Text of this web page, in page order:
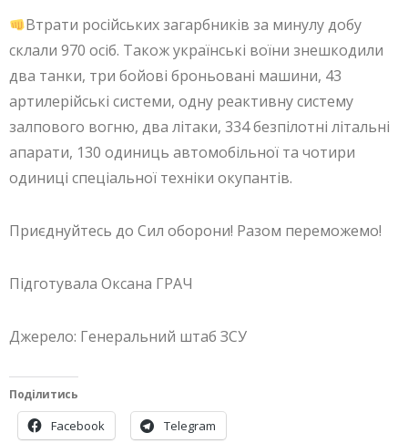
Втрати російських загарбників за минулу добу
склали 970 осіб. Також українські воїни знешкодили
два танки, три бойові броньовані машини, 43
артилерійські системи, одну реактивну систему
залпового вогню, два літаки, 334 безпілотні літальні
апарати, 130 одиниць автомобільної та чотири
одиниці спеціальної техніки окупантів.
Приєднуйтесь до Сил оборони! Разом переможемо!
Підготувала Оксана ГРАЧ
Джерело: Генеральний штаб ЗСУ
Поділитись
Facebook Telegram